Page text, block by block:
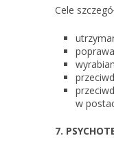
Cele
w
7.